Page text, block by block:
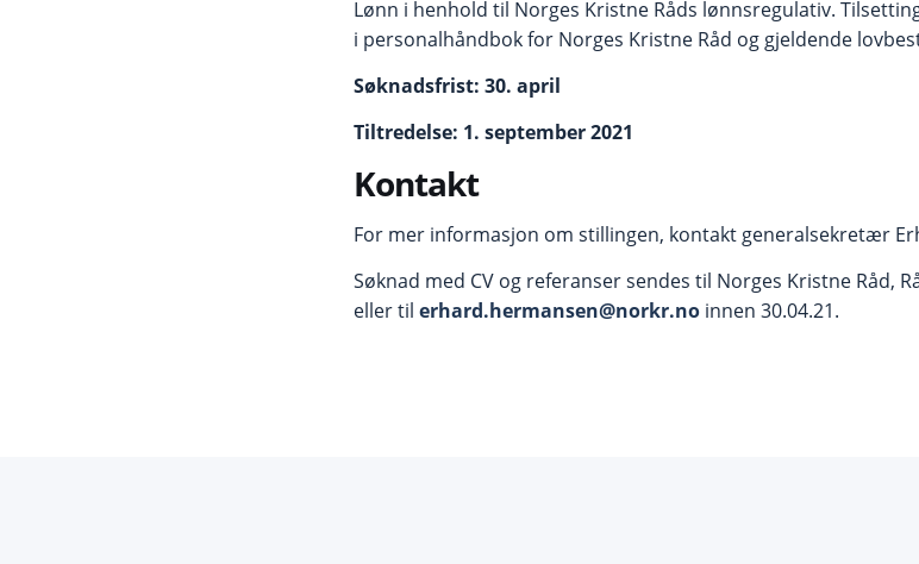
Lønn i henhold til Norges Kristne Råds lønnsregulativ.
i personalhåndbok for Norges Kristne Råd og gjeldende
Søknadsfrist: 30. april
Tiltredelse: 1. september 2021
Kontakt
For mer informasjon om stillingen, kontakt generalsekretær
Søknad med CV og referanser sendes til Norges Kristne Råd,
eller til erhard.hermansen@norkr.no innen 30.04.21.